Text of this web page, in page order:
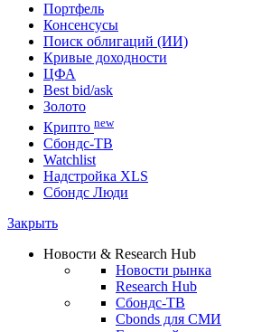
Портфель
Консенсусы
Поиск облигаций (ИИ)
Кривые доходности
ЦФА
Best bid/ask
Золото
Крипто new
Сбондс-ТВ
Watchlist
Надстройка XLS
Сбондс Люди
Закрыть
Новости & Research Hub
Новости рынка
Research Hub
Сбондс-ТВ
Cbonds для СМИ